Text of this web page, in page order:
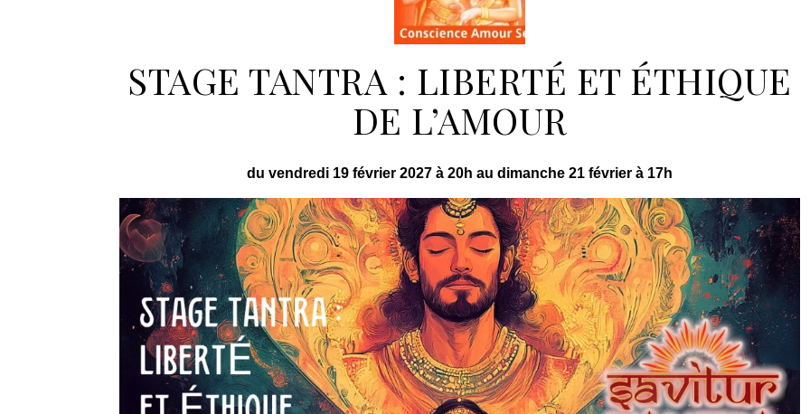
STAGE TANTRA : LIBERTÉ ET ÉTHIQUE
DE L’AMOUR
du vendredi 19 février 2027 à 20h au dimanche 21 février à 17h